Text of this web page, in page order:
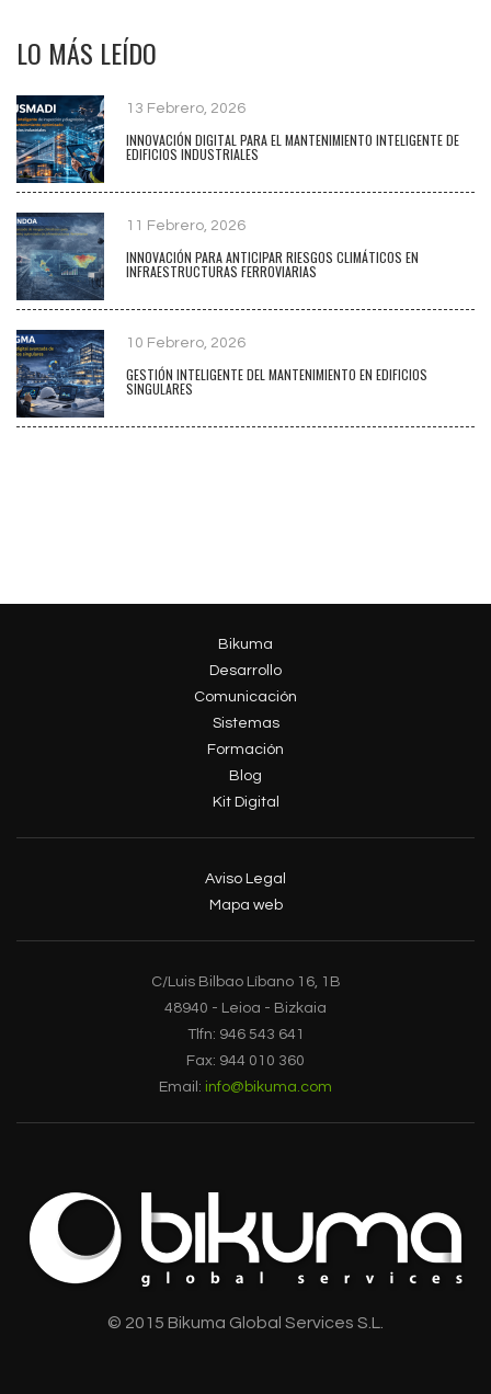
LO MÁS LEÍDO
13 Febrero, 2026
INNOVACIÓN DIGITAL PARA EL MANTENIMIENTO INTELIGENTE DE
EDIFICIOS INDUSTRIALES
11 Febrero, 2026
INNOVACIÓN PARA ANTICIPAR RIESGOS CLIMÁTICOS EN
INFRAESTRUCTURAS FERROVIARIAS
10 Febrero, 2026
GESTIÓN INTELIGENTE DEL MANTENIMIENTO EN EDIFICIOS
SINGULARES
Bikuma
Desarrollo
Comunicación
Sistemas
Formación
Blog
Kit Digital
Aviso Legal
Mapa web
C/Luis Bilbao Líbano 16, 1B
48940 - Leioa - Bizkaia
Tlfn: 946 543 641
Fax: 944 010 360
Email: info@bikuma.com
© 2015 Bikuma Global Services S.L.